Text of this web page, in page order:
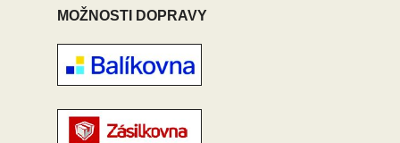
MOŽNOSTI DOPRAVY